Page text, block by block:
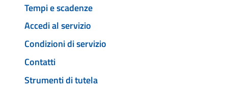
Tempi e scadenze
Accedi al servizio
Condizioni di servizio
Contatti
Strumenti di tutela